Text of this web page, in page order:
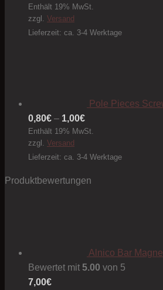
Enthält 19% MwSt.
zzgl. Versand
Lieferzeit: ca. 3-4 Werktage
Pole Pieces
0,80€ – 1,00€Preisspanne:
0,80€
1,00€
Enthält 19% MwSt.
zzgl. Versand
Lieferzeit: ca. 3-4 Werktage
Produktbewertungen
Alnico Bar
Bewertet mit 5.00 von 5
7,00€